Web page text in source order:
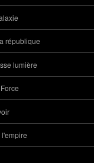
république
lumière